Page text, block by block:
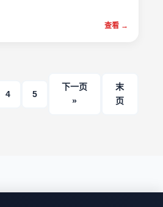
查看 →
4 5
下一页
»
末
页